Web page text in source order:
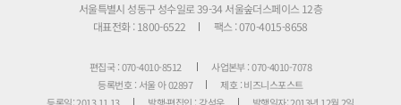
서울특별시 성동구 성수일로 39-34 서울숲더스페이스 12층
대표전화 : 1800-6522
팩스 : 070-4015-8658
편집국 : 070-4010-8512
사업본부 : 070-4010-7078
등록번호 : 서울 아 02897
제호 : 비즈니스포스트